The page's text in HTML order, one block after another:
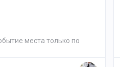
места только по